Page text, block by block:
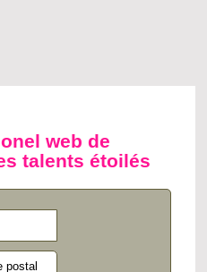
web de
talents étoilés